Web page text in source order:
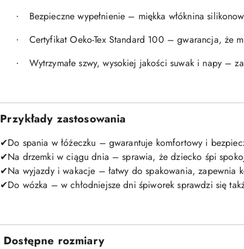
· Bezpieczne wypełnienie – miękka włóknina
· Certyfikat Oeko-Tex Standard 100 – gwarancja, że
· Wytrzymałe szwy, wysokiej jakości suwak i napy –
Przykłady zastosowania
✔Do spania w łóżeczku – gwarantuje komfortowy i
✔Na drzemki w ciągu dnia – sprawia, że dziecko śpi
✔Na wyjazdy i wakacje – łatwy do spakowania, zapewnia
✔Do wózka – w chłodniejsze dni śpiworek sprawdzi się
Dostępne rozmiary